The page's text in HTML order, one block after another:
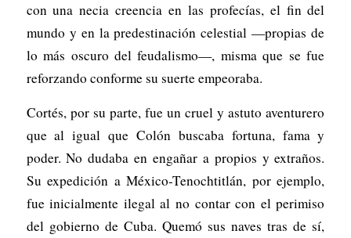
con una necia creencia en las profecías, el fin del
mundo y en la predestinación celestial —propias de
lo más oscuro del feudalismo—, misma que se fue
reforzando conforme su suerte empeoraba.
Cortés, por su parte, fue un cruel y astuto aventurero
que al igual que Colón buscaba fortuna, fama y
poder. No dudaba en engañar a propios y extraños.
Su expedición a México-Tenochtitlán, por ejemplo,
fue inicialmente ilegal al no contar con el perimiso
del gobierno de Cuba. Quemó sus naves tras de sí,